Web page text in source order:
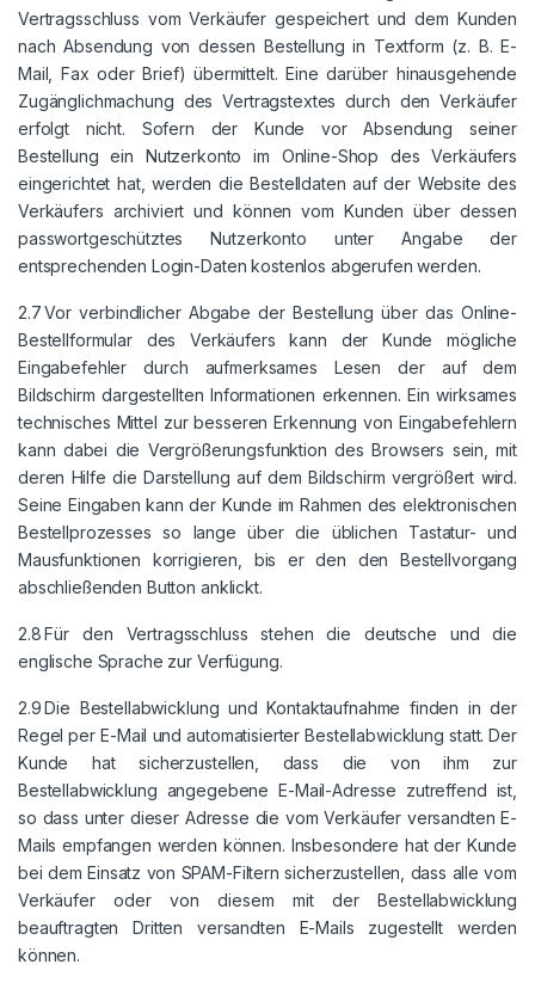
Vertragsschluss vom Verkäufer gespeichert und dem Kunden
nach Absendung von dessen Bestellung in Textform (z. B. E-
Mail, Fax oder Brief) übermittelt. Eine darüber hinausgehende
Zugänglichmachung des Vertragstextes durch den Verkäufer
erfolgt nicht. Sofern der Kunde vor Absendung seiner
Bestellung ein Nutzerkonto im Online-Shop des Verkäufers
eingerichtet hat, werden die Bestelldaten auf der Website des
Verkäufers archiviert und können vom Kunden über dessen
passwortgeschütztes Nutzerkonto unter Angabe der
entsprechenden Login-Daten kostenlos abgerufen werden.
2.7 Vor verbindlicher Abgabe der Bestellung über das Online-
Bestellformular des Verkäufers kann der Kunde mögliche
Eingabefehler durch aufmerksames Lesen der auf dem
Bildschirm dargestellten Informationen erkennen. Ein wirksames
technisches Mittel zur besseren Erkennung von Eingabefehlern
kann dabei die Vergrößerungsfunktion des Browsers sein, mit
deren Hilfe die Darstellung auf dem Bildschirm vergrößert wird.
Seine Eingaben kann der Kunde im Rahmen des elektronischen
Bestellprozesses so lange über die üblichen Tastatur- und
Mausfunktionen korrigieren, bis er den den Bestellvorgang
abschließenden Button anklickt.
2.8 Für den Vertragsschluss stehen die deutsche und die
englische Sprache zur Verfügung.
2.9 Die Bestellabwicklung und Kontaktaufnahme finden in der
Regel per E-Mail und automatisierter Bestellabwicklung statt. Der
Kunde hat sicherzustellen, dass die von ihm zur
Bestellabwicklung angegebene E-Mail-Adresse zutreffend ist,
so dass unter dieser Adresse die vom Verkäufer versandten E-
Mails empfangen werden können. Insbesondere hat der Kunde
bei dem Einsatz von SPAM-Filtern sicherzustellen, dass alle vom
Verkäufer oder von diesem mit der Bestellabwicklung
beauftragten Dritten versandten E-Mails zugestellt werden
können.